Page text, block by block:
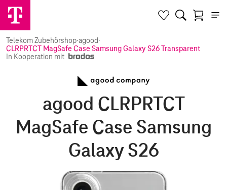
Telekom Zubehörshop·agood·
CLRPRTCT MagSafe Case Samsung Galaxy S26 Transparent
In Kooperation mit
agood CLRPRTCT
MagSafe Case Samsung
Galaxy S26